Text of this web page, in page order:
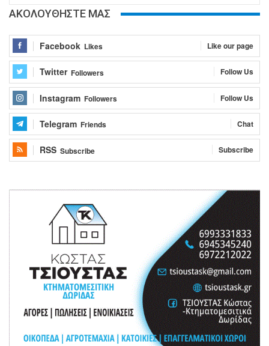
ΑΚΟΛΟΥΘΗΣΤΕ ΜΑΣ
Facebook Likes Like our page
Twitter Followers Follow Us
Instagram Followers Follow Us
Telegram Friends Chat
RSS Subscribe Subscribe